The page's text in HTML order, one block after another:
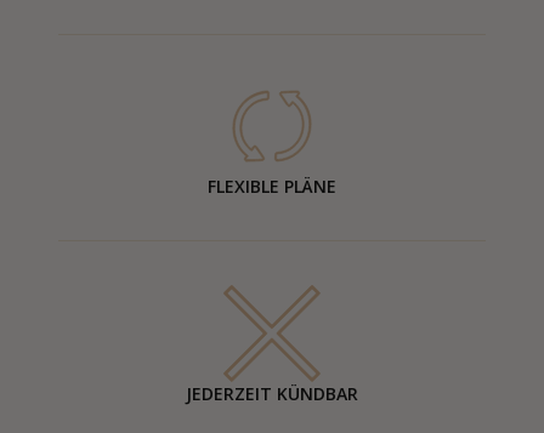
FLEXIBLE PLÄNE
JEDERZEIT KÜNDBAR